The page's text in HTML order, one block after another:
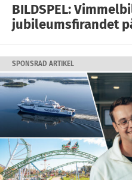
BILDSPEL:
jubileumsfirandet
SPONSRAD ARTIKEL